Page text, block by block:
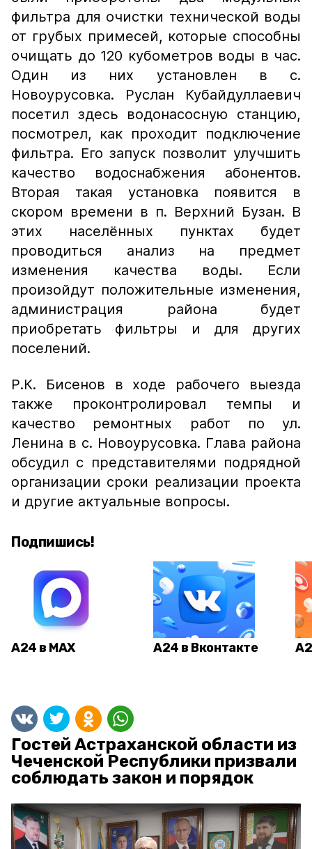
фильтра для очистки технической воды
от грубых примесей, которые способны
очищать до 120 кубометров воды в час.
Один из них установлен в с.
Новоурусовка. Руслан Кубайдуллаевич
посетил здесь водонасосную станцию,
посмотрел, как проходит подключение
фильтра. Его запуск позволит улучшить
качество водоснабжения абонентов.
Вторая такая установка появится в
скором времени в п. Верхний Бузан. В
этих населённых пунктах будет
проводиться анализ на предмет
изменения качества воды. Если
произойдут положительные изменения,
администрация района будет
приобретать фильтры и для других
поселений.
Р.К. Бисенов в ходе рабочего выезда
также проконтролировал темпы и
качество ремонтных работ по ул.
Ленина в с. Новоурусовка. Глава района
обсудил с представителями подрядной
организации сроки реализации проекта
и другие актуальные вопросы.
Подпишись!
А24 в MAX А24 в Вконтакте
Гостей Астраханской области из
Чеченской Республики призвали
соблюдать закон и порядок